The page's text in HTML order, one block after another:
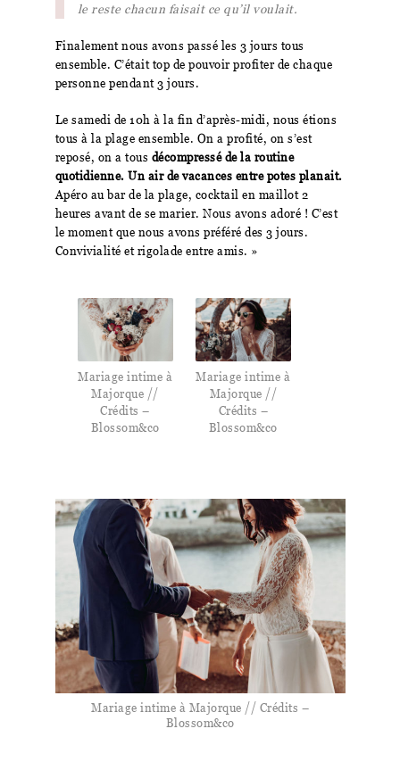
le reste chacun faisait ce qu’il voulait.
Finalement nous avons passé les 3 jours tous
ensemble. C’était top de pouvoir profiter de chaque
personne pendant 3 jours.
Le samedi de 10h à la fin d’après-midi, nous étions
tous à la plage ensemble. On a profité, on s’est
reposé, on a tous décompressé de la routine
quotidienne. Un air de vacances entre potes planait.
Apéro au bar de la plage, cocktail en maillot 2
heures avant de se marier. Nous avons adoré ! C’est
le moment que nous avons préféré des 3 jours.
Convivialité et rigolade entre amis. »
Mariage intime à
Majorque //
Crédits –
Blossom&co
Mariage intime à
Majorque //
Crédits –
Blossom&co
Mariage intime à Majorque // Crédits –
Blossom&co